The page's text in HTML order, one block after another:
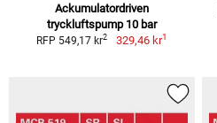
Ackumulatordriven
tryckluftspump 10 bar
RFP 549,17 kr2 329,46 kr1